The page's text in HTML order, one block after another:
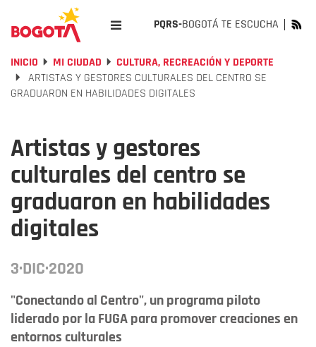
PQRS-BOGOTÁ TE ESCUCHA
INICIO MI CIUDAD
CULTURA, RECREACIÓN Y DEPORTE
ARTISTAS Y GESTORES CULTURALES DEL CENTRO SE
GRADUARON EN HABILIDADES DIGITALES
Artistas y gestores
culturales del centro se
graduaron en habilidades
digitales
3·DIC·2020
"Conectando al Centro", un programa piloto
liderado por la FUGA para promover creaciones en
entornos culturales